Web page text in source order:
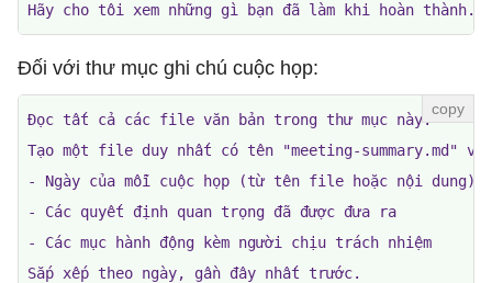
Hãy cho tôi xem những gì bạn đã làm khi hoàn thành.
Đối với thư mục ghi chú cuộc họp:
Đọc tất cả các file văn bản trong thư mục này.
Tạo một file duy nhất có tên "meeting-summary.md"
- Ngày của mỗi cuộc họp (từ tên file hoặc nội dung)
- Các quyết định quan trọng đã được đưa ra
- Các mục hành động kèm người chịu trách nhiệm
Sắp xếp theo ngày, gần đây nhất trước.